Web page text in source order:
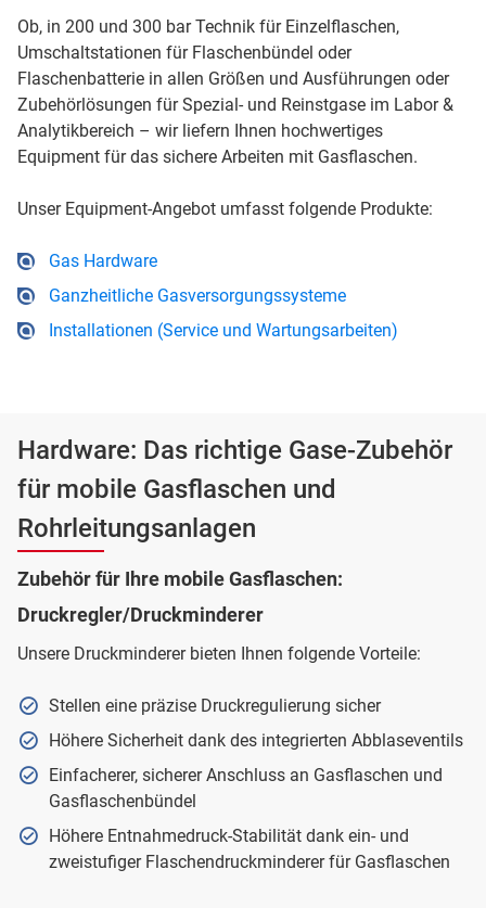
Ob, in 200 und 300 bar Technik für Einzelflaschen,
Umschaltstationen für Flaschenbündel oder
Flaschenbatterie in allen Größen und Ausführungen oder
Zubehörlösungen für Spezial- und Reinstgase im Labor &
Analytikbereich – wir liefern Ihnen hochwertiges
Equipment für das sichere Arbeiten mit Gasflaschen.
Unser Equipment-Angebot umfasst folgende Produkte:
Gas Hardware
Ganzheitliche Gasversorgungssysteme
Installationen (Service und Wartungsarbeiten)
Hardware: Das richtige Gase-Zubehör
für mobile Gasflaschen und
Rohrleitungsanlagen
Zubehör für Ihre mobile Gasflaschen:
Druckregler/Druckminderer
Unsere Druckminderer bieten Ihnen folgende Vorteile:
Stellen eine präzise Druckregulierung sicher
Höhere Sicherheit dank des integrierten Abblaseventils
Einfacherer, sicherer Anschluss an Gasflaschen und
Gasflaschenbündel
Höhere Entnahmedruck-Stabilität dank ein- und
zweistufiger Flaschendruckminderer für Gasflaschen